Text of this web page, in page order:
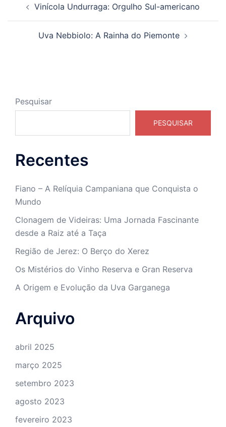
Vinícola Undurraga: Orgulho Sul-americano
Uva Nebbiolo: A Rainha do Piemonte
Pesquisar
PESQUISAR
Recentes
Fiano – A Relíquia Campaniana que Conquista o
Mundo
Clonagem de Videiras: Uma Jornada Fascinante
desde a Raiz até a Taça
Região de Jerez: O Berço do Xerez
Os Mistérios do Vinho Reserva e Gran Reserva
A Origem e Evolução da Uva Garganega
Arquivo
abril 2025
março 2025
setembro 2023
agosto 2023
fevereiro 2023